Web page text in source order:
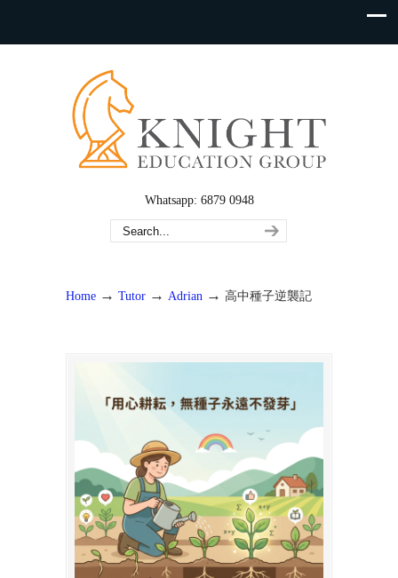
Whatsapp: 6879 0948
Home → Tutor → Adrian → 高中種子逆襲記